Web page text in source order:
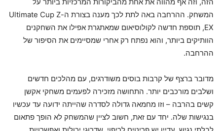
המשחק. ההרחבה באה לתת לכך מענה בצורת ה-Ultimate Cup Z
EX, תוספת חדשה לקולוסיאום שמאתגרת אפילו את השחקנים
הוותיקים ביותר, והוא נפתח רק אחרי שמסיימים את הסיפור של
ההרחבה.
מדובר ברצף של קרבות בוסים משודרגים, עם מהלכים חדשים
ושלבים מורכבים יותר. התחושה מזכירה לפעמים משחקי אקשן
קשים בהרבה – וזו מחמאה גדולה לסדרה שהייתה ידועה עד עכשיו
בנגישות שלה. יחד עם זאת, חשוב לציין שהמשחק לא הופך פתאום